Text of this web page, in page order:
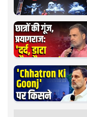
मुकेश
आप हैरान हुए या नहीं।
जेएनयू में जब कब्र खुदने